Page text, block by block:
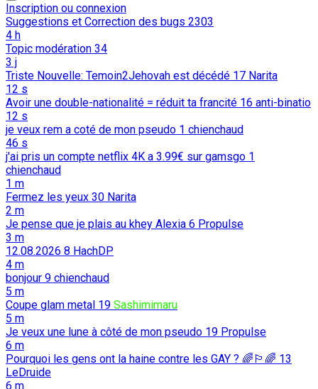
Inscription ou connexion
Suggestions et Correction des bugs 2303
4 h
Topic modération 34
3 j
Triste Nouvelle: Temoin2Jehovah est décédé 17 Narita
12 s
Avoir une double-nationalité = réduit ta francité 16 anti-binatio
12 s
je veux rem a coté de mon pseudo 1 chienchaud
46 s
j'ai pris un compte netflix 4K a 3.99€ sur gamsgo 1
chienchaud
1 m
Fermez les yeux 30 Narita
2 m
Je pense que je plais au khey Alexia 6 Propulse
3 m
12.08.2026 8 HachDP
4 m
bonjour 9 chienchaud
5 m
Coupe glam metal 19 Sashimimaru
5 m
Je veux une lune à côté de mon pseudo 19 Propulse
6 m
Pourquoi les gens ont la haine contre les GAY ? 🌈🏳️‍🌈 13
LeDruide
6 m